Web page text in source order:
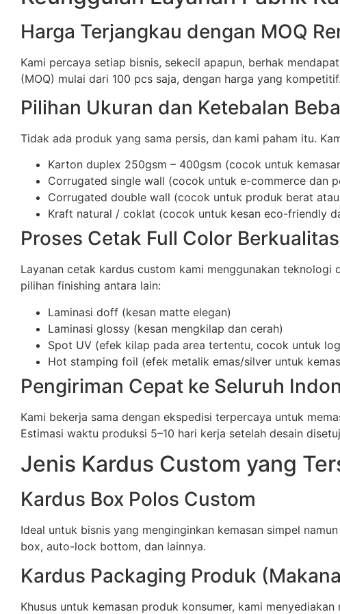
Harga Terjangkau dengan MOQ
Kami percaya setiap bisnis, sekecil apapun, berhak
(MOQ) mulai dari 100 pcs saja, dengan harga yang
Pilihan Ukuran dan Ketebalan
Tidak ada produk yang sama persis, dan kami paham itu.
Karton duplex 250gsm – 400gsm (cocok untuk
Corrugated single wall (cocok untuk e-commerce dan
Corrugated double wall (cocok untuk produk berat
Kraft natural / coklat (cocok untuk kesan eco-friendly
Proses Cetak Full Color
Layanan cetak kardus custom kami menggunakan
pilihan finishing antara lain:
Laminasi doff (kesan matte elegan)
Laminasi glossy (kesan mengkilap dan cerah)
Spot UV (efek kilap pada area tertentu, cocok untuk
Hot stamping foil (efek metalik emas/silver untuk
Pengiriman Cepat ke Seluruh
Kami bekerja sama dengan ekspedisi terpercaya untuk
Estimasi waktu produksi 5–10 hari kerja setelah desain
Jenis Kardus Custom yang
Kardus Box Polos Custom
Ideal untuk bisnis yang menginginkan kemasan simpel
box, auto-lock bottom, dan lainnya.
Kardus Packaging Produk
Khusus untuk kemasan produk konsumer, kami